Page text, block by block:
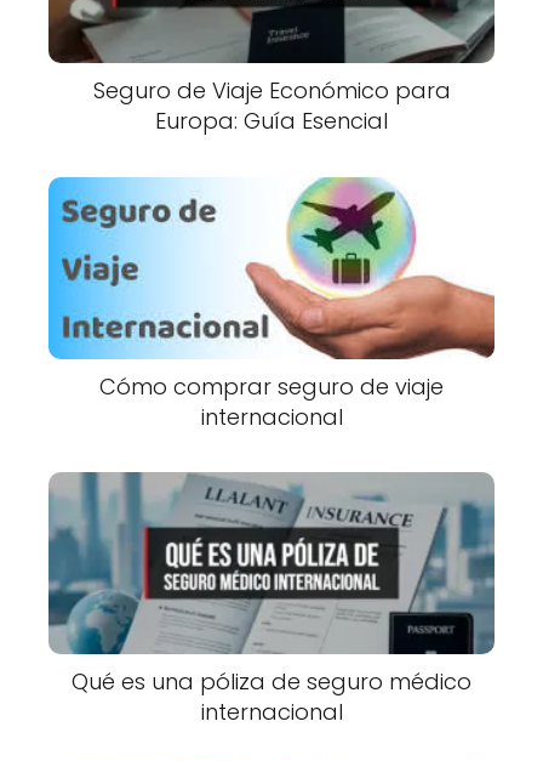
Seguro de Viaje Económico para
Europa: Guía Esencial
Cómo comprar seguro de viaje
internacional
Qué es una póliza de seguro médico
internacional